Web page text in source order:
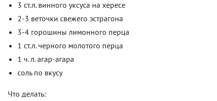
3 ст.л. винного уксуса на хересе
2-3 веточки свежего эстрагона
3-4 горошины лимонного перца
1 ст.л. черного молотого перца
1 ч. л. агар-агара
соль по вкусу
Что делать: